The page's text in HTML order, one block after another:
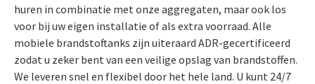
huren in combinatie met onze aggregaten, maar ook los
voor bij uw eigen installatie of als extra voorraad. Alle
mobiele brandstoftanks zijn uiteraard ADR-gecertificeerd
zodat u zeker bent van een veilige opslag van brandstoffen.
We leveren snel en flexibel door het hele land. U kunt 24/7